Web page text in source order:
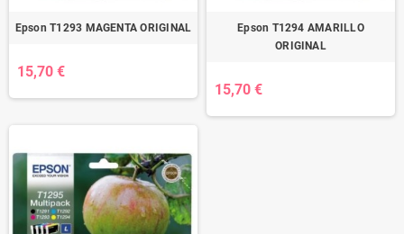
Epson T1293 MAGENTA ORIGINAL
15,70 €
Epson T1294 AMARILLO
ORIGINAL
15,70 €